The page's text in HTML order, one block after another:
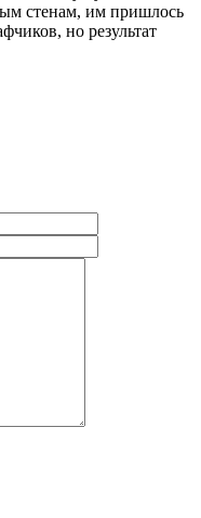
стенам, им пришлось
но результат